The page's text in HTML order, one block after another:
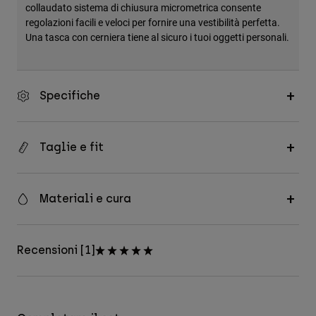
collaudato sistema di chiusura micrometrica consente
regolazioni facili e veloci per fornire una vestibilità perfetta.
Una tasca con cerniera tiene al sicuro i tuoi oggetti personali.
Specifiche
Taglie e fit
Materiali e cura
Recensioni [1]